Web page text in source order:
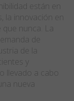
están en
la innovación en
nunca. La
de
de la
y
llevado a cabo
nueva